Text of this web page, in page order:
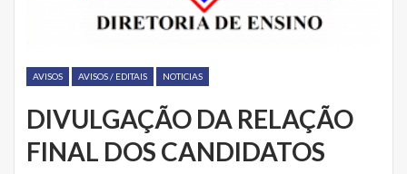
AVISOS AVISOS / EDITAIS NOTICIAS
DIVULGAÇÃO DA RELAÇÃO
FINAL DOS CANDIDATOS